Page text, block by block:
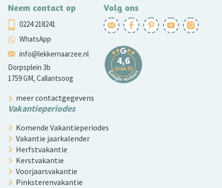
Neem contact op
0224 218241
WhatsApp
info@lekkernaarzee.nl
Dorpsplein 3b
1759 GM, Callantsoog
Volg ons
meer contactgegevens
Vakantieperiodes
Komende Vakantieperiodes
Vakantie jaarkalender
Herfstvakantie
Kerstvakantie
Voorjaarsvakantie
Pinksterenvakantie